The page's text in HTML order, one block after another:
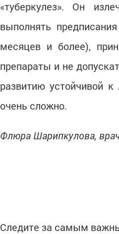
«туберкулез». Он
выполнять
месяцев и более),
препараты и не
развитию устойчивой
очень сложно.
Флюра Шарипкулова,
Следите за самым